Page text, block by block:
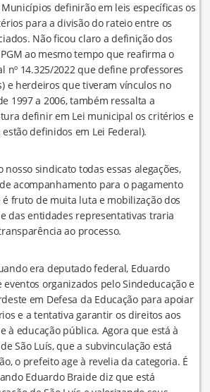
definirão em leis específicas os
para a divisão do rateio entre os
Não ficou claro a definição dos
ao mesmo tempo que reafirma o
nº 14.325/2022 que define professores
e herdeiros que tiveram vínculos no
1997 a 2006, também ressalta a
definir em Lei municipal os critérios e
definidos em Lei Federal).
nosso sindicato todas essas alegações,
acompanhamento para o pagamento
é fruto de muita luta e mobilização dos
das entidades representativas traria
ao processo.
era deputado federal, Eduardo
organizados pelo Sindeducação e
em Defesa da Educação para apoiar
e a tentativa garantir os direitos aos
à educação pública. Agora que está à
São Luís, que a subvinculação está
o prefeito age à revelia da categoria. É
Eduardo Braide diz que está